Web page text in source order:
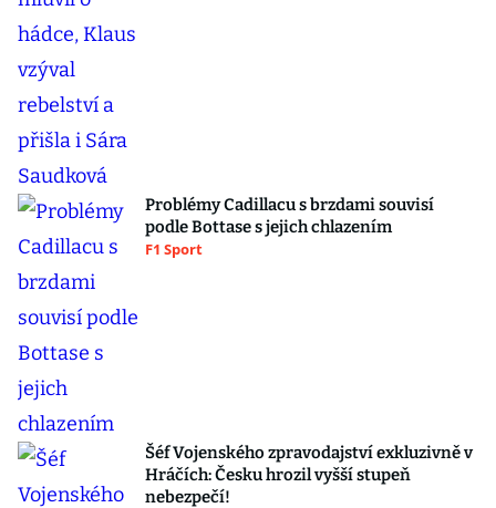
Problémy Cadillacu s brzdami souvisí
podle Bottase s jejich chlazením
F1 Sport
Šéf Vojenského zpravodajství exkluzivně v
Hráčích: Česku hrozil vyšší stupeň
nebezpečí!